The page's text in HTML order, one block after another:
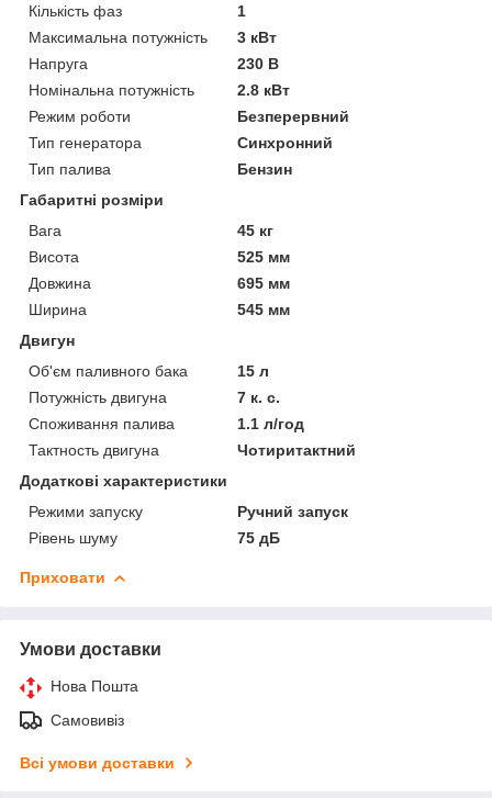
Кількість фаз
1
Максимальна потужність
3 кВт
Напруга
230 В
Номінальна потужність
2.8 кВт
Режим роботи
Безперервний
Тип генератора
Синхронний
Тип палива
Бензин
Габаритні розміри
Вага
45 кг
Висота
525 мм
Довжина
695 мм
Ширина
545 мм
Двигун
Об'єм паливного бака
15 л
Потужність двигуна
7 к. с.
Споживання палива
1.1 л/год
Тактность двигуна
Чотиритактний
Додаткові характеристики
Режими запуску
Ручний запуск
Рівень шуму
75 дБ
Приховати
Умови доставки
Нова Пошта
Самовивіз
Всі умови доставки